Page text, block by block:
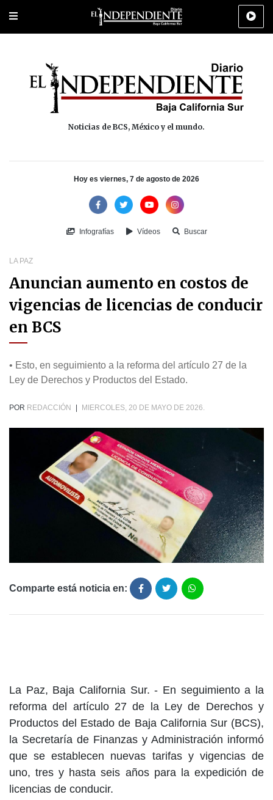
Portada Los Cabos Policiaca Deportes Cultura
Noticias de BCS, México y el mundo.
Hoy es viernes, 7 de agosto de 2026
Infografías Vídeos Buscar
LA PAZ
Anuncian aumento en costos de
vigencias de licencias de conducir
en BCS
• Esto, en seguimiento a la reforma del artículo 27 de la
Ley de Derechos y Productos del Estado.
POR REDACCIÓN MIERCOLES, 20 DE MAYO DE 2026.
Comparte está noticia en:
La Paz, Baja California Sur. - En seguimiento a la
reforma del artículo 27 de la Ley de Derechos y
Productos del Estado de Baja California Sur (BCS),
la Secretaría de Finanzas y Administración informó
que se establecen nuevas tarifas y vigencias de
uno, tres y hasta seis años para la expedición de
licencias de conducir.